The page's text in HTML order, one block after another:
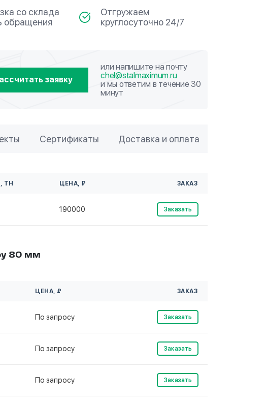
со склада
обращения
Отгружаем
круглосуточно 24/7
заявку
или напишите на почту
chel@stalmaximum.ru
и мы ответим в течение 30
минут
Сертификаты Доставка и оплата
ТН ЦЕНА, ₽ ЗАКАЗ
190000 Заказать
80 мм
ЦЕНА, ₽ ЗАКАЗ
По запросу Заказать
По запросу Заказать
По запросу Заказать